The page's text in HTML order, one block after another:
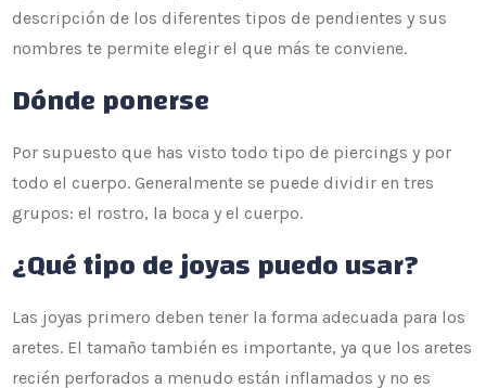
descripción de los diferentes tipos de pendientes y sus
nombres te permite elegir el que más te conviene.
Dónde ponerse
Por supuesto que has visto todo tipo de piercings y por
todo el cuerpo. Generalmente se puede dividir en tres
grupos: el rostro, la boca y el cuerpo.
¿Qué tipo de joyas puedo usar?
Las joyas primero deben tener la forma adecuada para los
aretes. El tamaño también es importante, ya que los aretes
recién perforados a menudo están inflamados y no es